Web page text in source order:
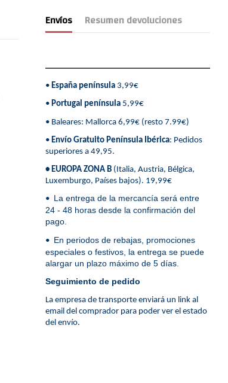
Envíos Resumen devoluciones
• España península3,99€
• Portugal península5,99€
• Baleares: Mallorca 6,99€ (resto 7.99€)
• Envío Gratuito Península Ibérica: Pedidos
superiores a 49,95.
• EUROPA ZONA B(Italia, Austria, Bélgica,
Luxemburgo, Países bajos). 19,99€
• La entrega de la mercancía será entre
24 - 48 horas desde la confirmación del
pago.
• En periodos de rebajas, promociones
especiales o festivos, la entrega se puede
alargar un plazo máximo de 5 días.
Seguimiento de pedido
La empresa de transporte enviará un link al
email del comprador para poder ver el estado
del envío.